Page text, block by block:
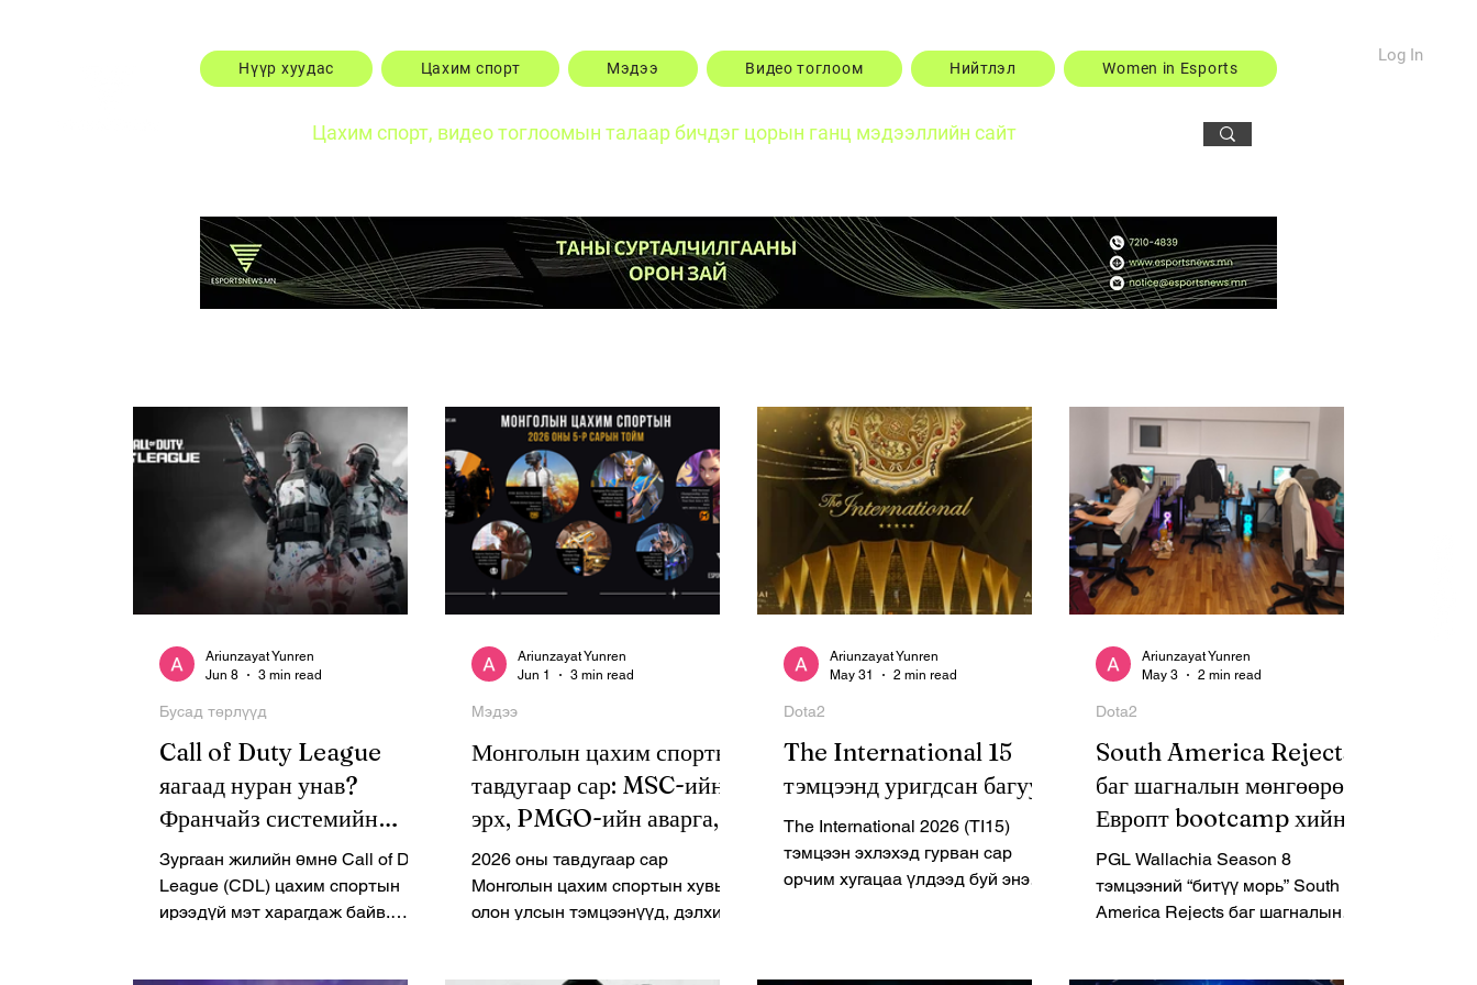
Нүүр хуудас Цахим спорт Мэдээ Видео тоглоом Нийтлэл Women in Esports
Log In
Цахим спорт, видео тоглоомын талаар бичдэг цорын ганц мэдээллийн сайт
Posts
Call of Duty League
яагаад нуран унав?
Франчайз системийн
сургамж
Зургаан жилийн өмнө Call of Duty
League (CDL) цахим спортын
ирээдүй мэт харагдаж байв.
Бусад төрлүүд
Ariunzayat Yunren
Jun 8
3 min read
Монголын цахим спортын
тавдугаар сар: MSC-ийн
эрх, PMGO-ийн аварга,
Tier 1 тэмцээнүүдийн
өрсөлдөөн
2026 оны тавдугаар сар
Монголын цахим спортын хувьд
олон улсын тэмцээнүүд, дэлхийн
Мэдээ
Ariunzayat Yunren
Jun 1
3 min read
The International 15
тэмцээнд уригдсан багууд
The International 2026 (TI15)
тэмцээн эхлэхэд гурван сар
орчим хугацаа үлдээд буй энэ
Dota2
Ariunzayat Yunren
May 31
2 min read
South America Rejects
баг шагналын мөнгөөрөө
Европт bootcamp хийнэ
PGL Wallachia Season 8
тэмцээний “битүү морь” South
America Rejects баг шагналын
Dota2
Ariunzayat Yunren
May 3
2 min read